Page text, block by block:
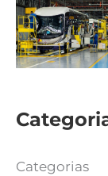
Categorias